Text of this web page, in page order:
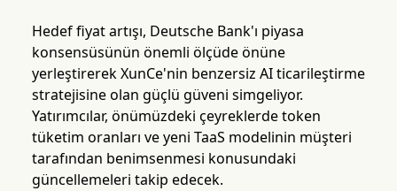
Hedef fiyat artışı, Deutsche Bank'ı piyasa
konsensüsünün önemli ölçüde önüne
yerleştirerek XunCe'nin benzersiz AI ticarileştirme
stratejisine olan güçlü güveni simgeliyor.
Yatırımcılar, önümüzdeki çeyreklerde token
tüketim oranları ve yeni TaaS modelinin müşteri
tarafından benimsenmesi konusundaki
güncellemeleri takip edecek.